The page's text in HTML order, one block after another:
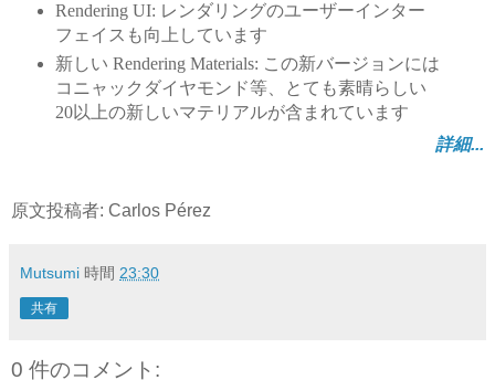
Rendering UI: レンダリングのユーザーインター
フェイスも向上しています
新しい Rendering Materials: この新バージョンには
コニャックダイヤモンド等、とても素晴らしい
20以上の新しいマテリアルが含まれています
詳細...
原文投稿者: Carlos Pérez
Mutsumi 時間 23:30
共有
0 件のコメント: